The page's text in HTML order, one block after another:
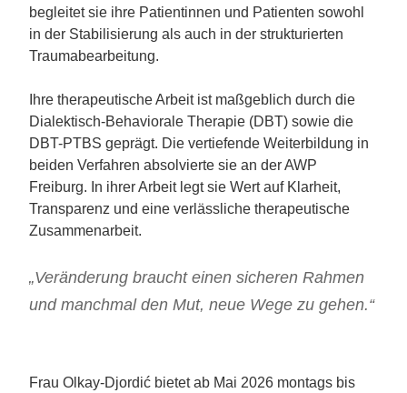
begleitet sie ihre Patientinnen und Patienten sowohl
in der Stabilisierung als auch in der strukturierten
Traumabearbeitung.
Ihre therapeutische Arbeit ist maßgeblich durch die
Dialektisch-Behaviorale Therapie (DBT) sowie die
DBT-PTBS geprägt. Die vertiefende Weiterbildung in
beiden Verfahren absolvierte sie an der AWP
Freiburg. In ihrer Arbeit legt sie Wert auf Klarheit,
Transparenz und eine verlässliche therapeutische
Zusammenarbeit.
„Veränderung braucht einen sicheren Rahmen
und manchmal den Mut, neue Wege zu gehen.“
Frau Olkay-Djordić bietet ab Mai 2026 montags bis